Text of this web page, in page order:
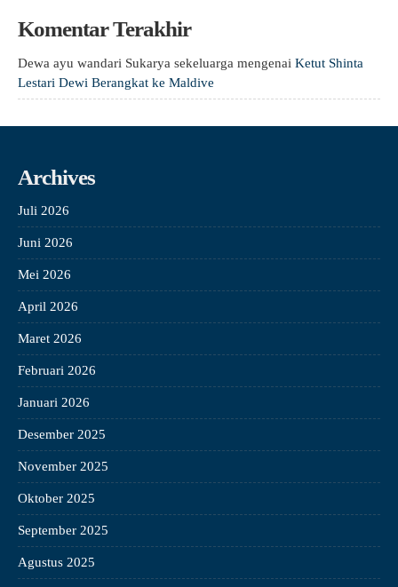
Komentar Terakhir
Dewa ayu wandari Sukarya sekeluarga mengenai Ketut Shinta
Lestari Dewi Berangkat ke Maldive
Archives
Juli 2026
Juni 2026
Mei 2026
April 2026
Maret 2026
Februari 2026
Januari 2026
Desember 2025
November 2025
Oktober 2025
September 2025
Agustus 2025